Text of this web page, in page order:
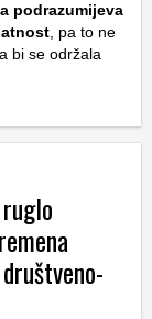
podrazumijeva
, pa to ne
bi se održala